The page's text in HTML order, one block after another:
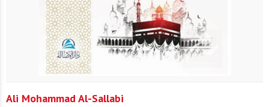
Ali Mohammad Al-Sallabi